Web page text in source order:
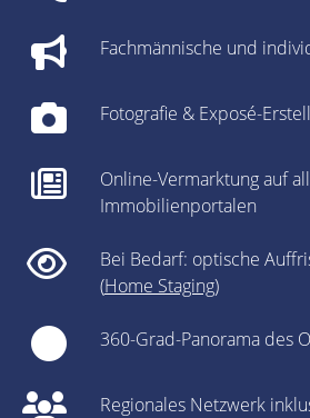
Fachmännische und
Fotografie & Exposé-
Online-Vermarktung auf
Immobilienportalen
Bei Bedarf: optische
(Home Staging)
360-Grad-Panorama des
Regionales Netzwerk